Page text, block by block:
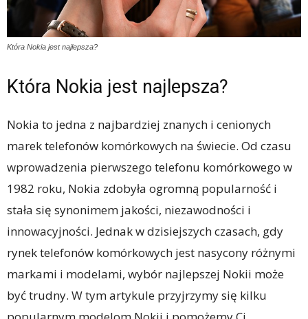
Która Nokia jest najlepsza?
Która Nokia jest najlepsza?
Nokia to jedna z najbardziej znanych i cenionych
marek telefonów komórkowych na świecie. Od czasu
wprowadzenia pierwszego telefonu komórkowego w
1982 roku, Nokia zdobyła ogromną popularność i
stała się synonimem jakości, niezawodności i
innowacyjności. Jednak w dzisiejszych czasach, gdy
rynek telefonów komórkowych jest nasycony różnymi
markami i modelami, wybór najlepszej Nokii może
być trudny. W tym artykule przyjrzymy się kilku